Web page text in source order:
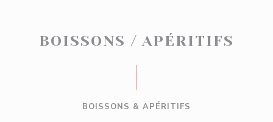
BOISSONS / APÉRITIFS
BOISSONS & APÉRITIFS